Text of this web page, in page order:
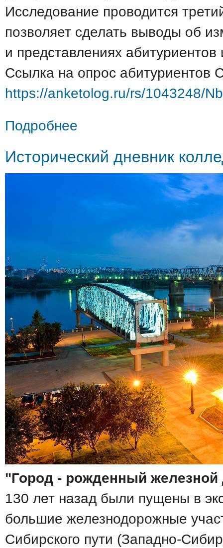
Исследование проводится
позволяет сделать выводы об
и представлениях
Ссылка на опрос абитуриентов
https://anketolog.ru/rs/1043248/
Подробнее
Исторический дневник
"Город - рожденный железной
130 лет назад были пущены в
большие железнодорожные
Сибирского пути (Западно-